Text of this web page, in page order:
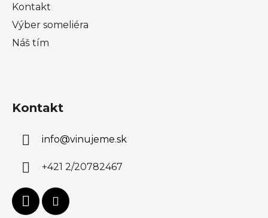
Kontakt
Výber someliéra
Náš tím
Kontakt
info@vinujeme.sk
+421 2/20782467